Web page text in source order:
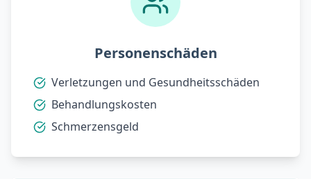
Personenschäden
Verletzungen und Gesundheitsschäden
Behandlungskosten
Schmerzensgeld